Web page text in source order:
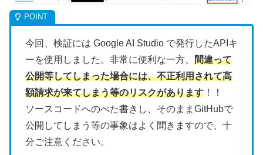
今回、検証には Google AI Studio で発行したAPIキ
ーを使用しました。非常に便利な一方、 間違って
公開等してしまった場合には、不正利用されて高
額請求が来てしまう等のリスクがあります ！！
ソースコードへのべた書きし、そのままGitHubで
公開してしまう等の事象はよく聞きますので、十
分ご注意ください。